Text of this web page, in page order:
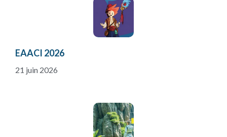
EAACI 2026
21 juin 2026